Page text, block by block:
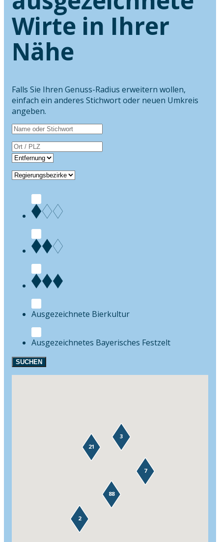
Wirte in Ihrer
Nähe
Falls Sie Ihren Genuss-Radius erweitern wollen,
einfach ein anderes Stichwort oder neuen Umkreis
angeben.
Bierkultur
Festzelt
SUCHEN
88
7
21
2
3